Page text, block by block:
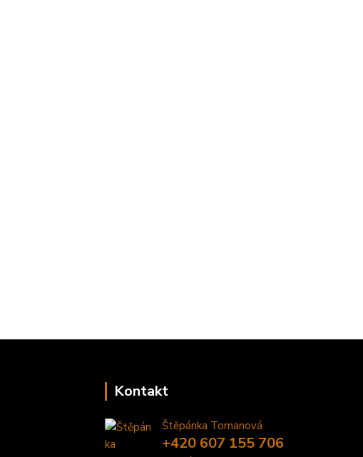
Kontakt
Štěpánka Tomanová
+420 607 155 706